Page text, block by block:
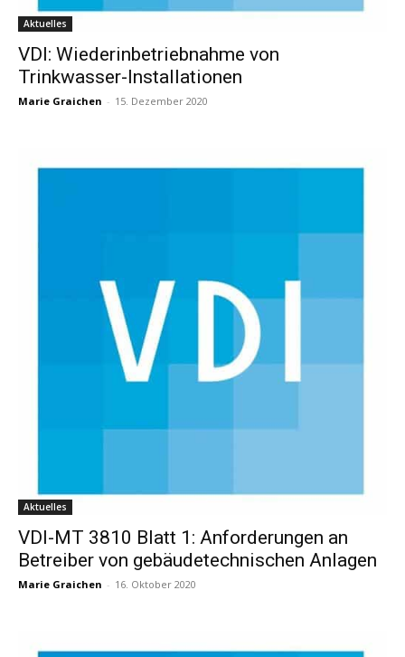
Aktuelles
VDI: Wiederinbetriebnahme von
Trinkwasser-Installationen
Marie Graichen - 15. Dezember 2020
Aktuelles
VDI-MT 3810 Blatt 1: Anforderungen an
Betreiber von gebäudetechnischen Anlagen
Marie Graichen - 16. Oktober 2020